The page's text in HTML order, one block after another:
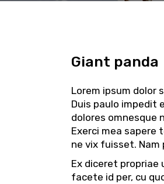
Giant panda
Lorem ipsum dolor
Duis paulo impedit
dolores omnesque
Exerci mea sapere
ne vix fuisset.
Ex diceret propriae
facete id per, cu